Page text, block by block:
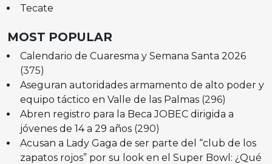
Tecate
MOST POPULAR
Calendario de Cuaresma y Semana Santa 2026
(375)
Aseguran autoridades armamento de alto poder y
equipo táctico en Valle de las Palmas (296)
Abren registro para la Beca JOBEC dirigida a
jóvenes de 14 a 29 años (290)
Acusan a Lady Gaga de ser parte del “club de los
zapatos rojos” por su look en el Super Bowl: ¿Qué